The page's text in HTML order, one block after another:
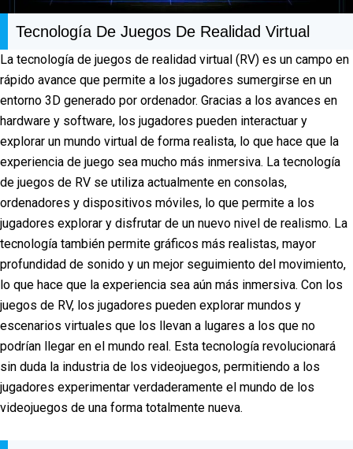
Tecnología De Juegos De Realidad Virtual
La tecnología de juegos de realidad virtual (RV) es un campo en
rápido avance que permite a los jugadores sumergirse en un
entorno 3D generado por ordenador. Gracias a los avances en
hardware y software, los jugadores pueden interactuar y
explorar un mundo virtual de forma realista, lo que hace que la
experiencia de juego sea mucho más inmersiva. La tecnología
de juegos de RV se utiliza actualmente en consolas,
ordenadores y dispositivos móviles, lo que permite a los
jugadores explorar y disfrutar de un nuevo nivel de realismo. La
tecnología también permite gráficos más realistas, mayor
profundidad de sonido y un mejor seguimiento del movimiento,
lo que hace que la experiencia sea aún más inmersiva. Con los
juegos de RV, los jugadores pueden explorar mundos y
escenarios virtuales que los llevan a lugares a los que no
podrían llegar en el mundo real. Esta tecnología revolucionará
sin duda la industria de los videojuegos, permitiendo a los
jugadores experimentar verdaderamente el mundo de los
videojuegos de una forma totalmente nueva.